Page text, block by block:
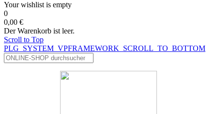
Your wishlist is empty
0
0,00 €
Der Warenkorb ist leer.
Scroll to Top
PLG_SYSTEM_VPFRAMEWORK_SCROLL_TO_BOTTOM